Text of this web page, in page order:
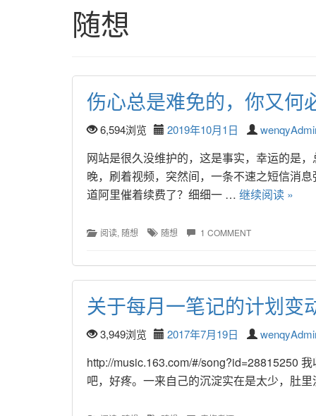
随想
伤心总是难免的，你又何
6,594浏览 2019年10月1日
网站是很久没维护的，这是事实，幸运的是
晚，刷着视频，突然间，一条不速之短信消
道阿里催着续费了？细细一 … 继续阅读 »
阅读, 随想 随想 1 COMMENT
关于每月一笔记的计划变
3,949浏览 2017年7月19日
http://music.163.com/#/song?id=28815250
吧，好疼。一来自己的沉淀实在是太少，肚